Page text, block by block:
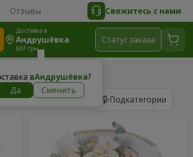
Отзывы Свяжитесь с нами
Доставка в
Андрушёвка
667 грн
вАндрушёвка?
Да
Сменить
Cтатус заказа
Подкатегории